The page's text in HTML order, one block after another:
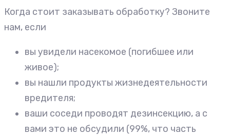
Когда стоит заказывать обработку? Звоните
нам, если
вы увидели насекомое (погибшее или
живое);
вы нашли продукты жизнедеятельности
вредителя;
ваши соседи проводят дезинсекцию, а с
вами это не обсудили (99%, что часть